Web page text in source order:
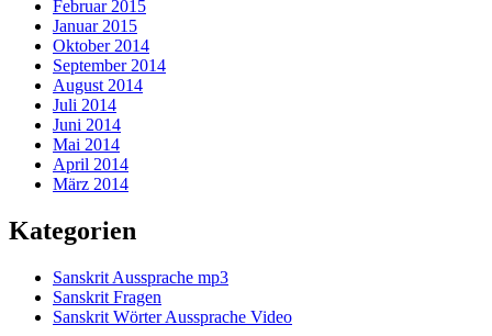
Februar 2015
Januar 2015
Oktober 2014
September 2014
August 2014
Juli 2014
Juni 2014
Mai 2014
April 2014
März 2014
Kategorien
Sanskrit Aussprache mp3
Sanskrit Fragen
Sanskrit Wörter Aussprache Video